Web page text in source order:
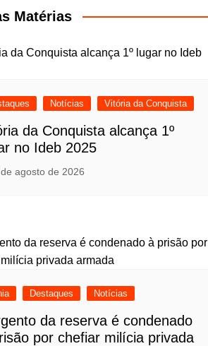
Matérias
Notícias Vitória da Conquista
da Conquista alcança 1º
no Ideb 2025
agosto de 2026
Destaques Notícias
da reserva é condenado
por chefiar milícia privada